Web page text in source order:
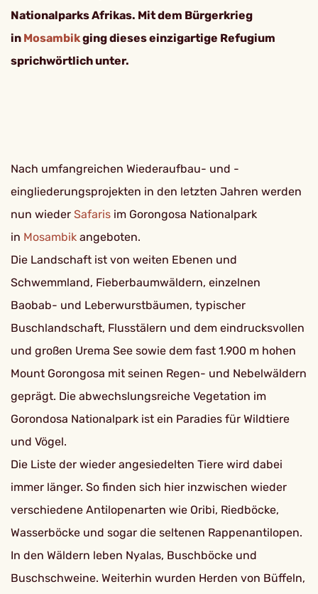
Nationalparks Afrikas. Mit dem Bürgerkrieg
in Mosambikging dieses einzigartige Refugium
sprichwörtlich unter.
Nach umfangreichen Wiederaufbau- und -
eingliederungsprojekten in den letzten Jahren werden
nun wieder Safaris im Gorongosa Nationalpark
in Mosambik angeboten.
Die Landschaft ist von weiten Ebenen und
Schwemmland, Fieberbaumwäldern, einzelnen
Baobab- und Leberwurstbäumen, typischer
Buschlandschaft, Flusstälern und dem eindrucksvollen
und großen Urema See sowie dem fast 1.900 m hohen
Mount Gorongosa mit seinen Regen- und Nebelwäldern
geprägt. Die abwechslungsreiche Vegetation im
Gorondosa Nationalpark ist ein Paradies für Wildtiere
und Vögel.
Die Liste der wieder angesiedelten Tiere wird dabei
immer länger. So finden sich hier inzwischen wieder
verschiedene Antilopenarten wie Oribi, Riedböcke,
Wasserböcke und sogar die seltenen Rappenantilopen.
In den Wäldern leben Nyalas, Buschböcke und
Buschschweine. Weiterhin wurden Herden von Büffeln,